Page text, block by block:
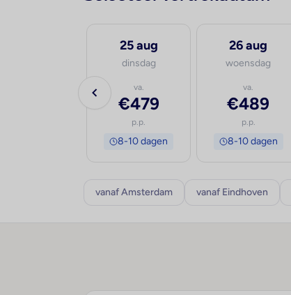
25 aug
dinsdag
va.
€479
p.p.
8-10 dagen
26 aug
woensdag
va.
€489
p.p.
8-10 dagen
vanaf Amsterdam vanaf Eindhoven